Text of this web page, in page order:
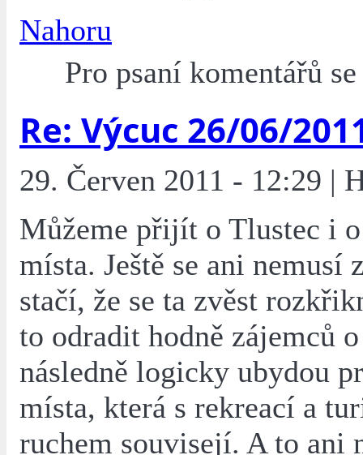
Nahoru
Pro psaní komentářů
Re: Výcuc 26/06/
29. Červen 2011 - 12:29 |
Můžeme přijít o Tlustec i
místa. Ještě se ani nemusí
stačí, že se ta zvěst
to odradit hodně zájemců
následně logicky ubydou
místa, která s rekreací a
ruchem souvisejí. A to ani